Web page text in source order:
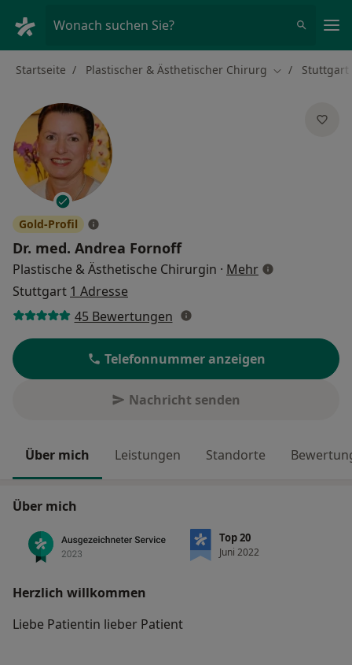
Wonach suchen Sie?
Startseite Plastischer & Ästhetischer Chirurg Stadt ändern
Stuttgart
Gold-Profil
Dr. med. Andrea Fornoff
Plastische & Ästhetische Chirurgin · Mehrüber
Stuttgart 1 Adresse
45 Bewertungen
Telefonnummer anzeigen
Nachricht senden
Über mich Leistungen Standorte
Über mich
Top 20
Juni 2022
Herzlich willkommen
Liebe Patientin lieber Patient